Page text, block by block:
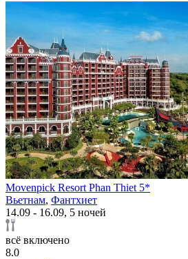
Movenpick Resort Phan Thiet 5*
Вьетнам, Фантхиет
14.09 - 16.09, 5 ночей
всё включено
8.0